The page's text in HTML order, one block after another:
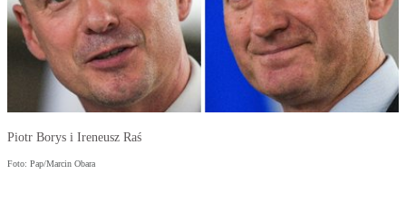
Piotr Borys i Ireneusz Raś
Foto: Pap/Marcin Obara